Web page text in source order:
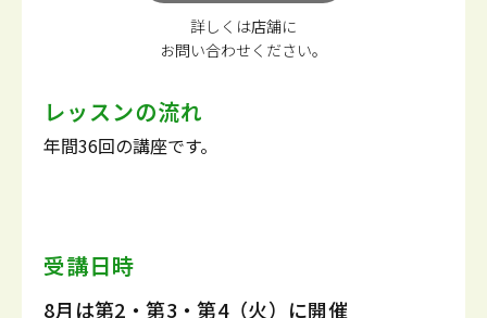
詳しくは店舗に
お問い合わせください。
レッスンの流れ
年間36回の講座です。
受講日時
8月は第2・第3・第4（火）に開催